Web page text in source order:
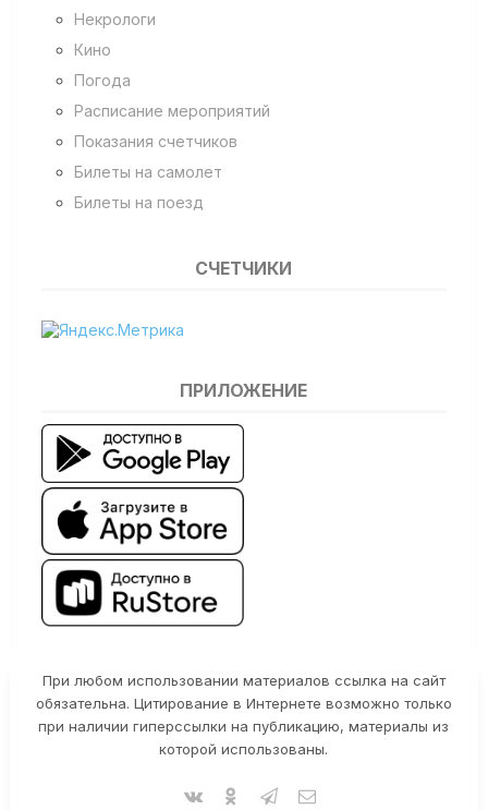
Некрологи
Кино
Погода
Расписание мероприятий
Показания счетчиков
Билеты на самолет
Билеты на поезд
СЧЕТЧИКИ
ПРИЛОЖЕНИЕ
При любом использовании материалов ссылка на сайт
обязательна. Цитирование в Интернете возможно только
при наличии гиперссылки на публикацию, материалы из
которой использованы.